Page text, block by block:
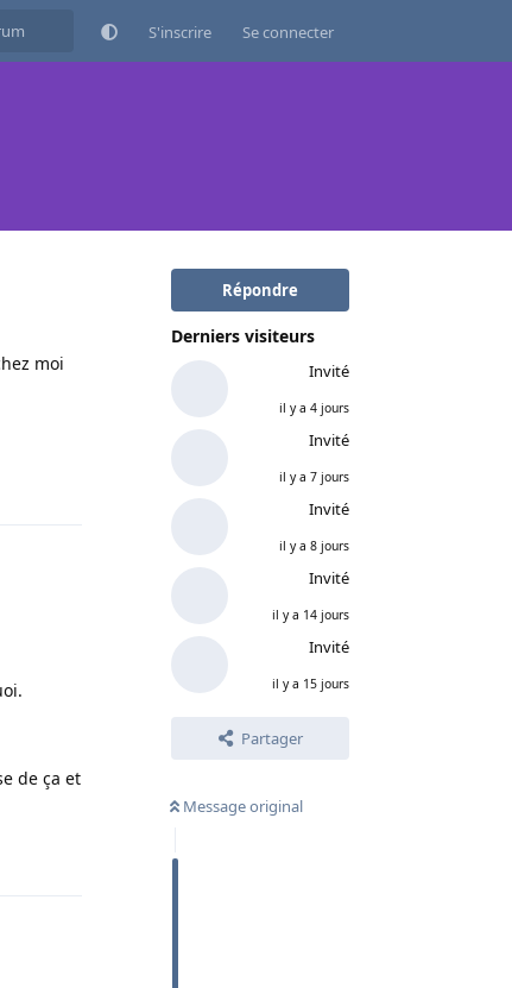
S'inscrire Se connecter
Répondre
Derniers visiteurs
Invité
il y a 4 jours
Invité
il y a 7 jours
Invité
il y a 8 jours
Invité
il y a 14 jours
Invité
il y a 15 jours
Partager
Message original
moi
de ça et